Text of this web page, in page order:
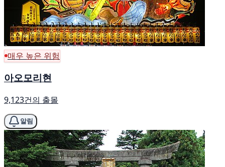
매우 높은 위험
아오모리현
9,123건의 출몰
알림